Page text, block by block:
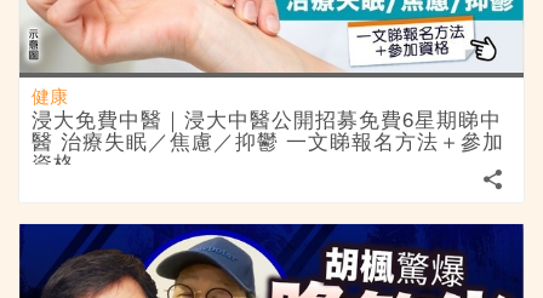
健康
浸大免費中醫｜浸大中醫公開招募免費6星期睇中
醫 治療失眠／焦慮／抑鬱 一文睇報名方法＋參加
資格